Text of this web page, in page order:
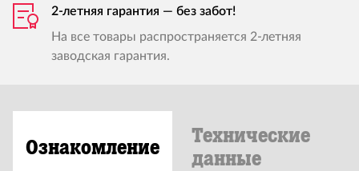
2-летняя гарантия — без забот!
На все товары распространяется 2-летняя
заводская гарантия.
Ознакомление
Технические
данные